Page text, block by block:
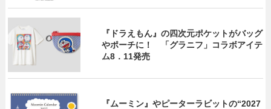
『ドラえもん』の四次元ポケットがバッグ
やポーチに！ 「グラニフ」コラボアイテ
ム8．11発売
『ムーミン』やピーターラビットの“2027